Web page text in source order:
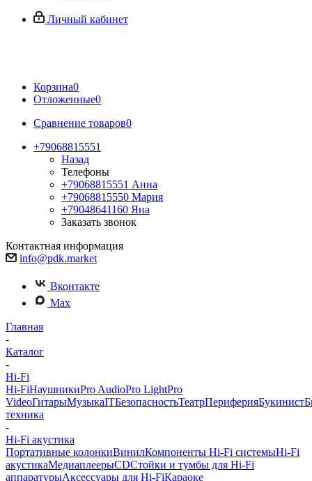
Личный кабинет
Корзина0
Отложенные0
Сравнение товаров0
+79068815551
Назад
Телефоны
+79068815551 Анна
+79068815550 Мария
+79048641160 Яна
Заказать звонок
Контактная информация
info@pdk.market
Вконтакте
Max
Главная
-
Каталог
-
Hi-Fi
Hi-FiНаушникиPro AudioPro LightPro
VideoГитарыМузыкаITБезопасностьТеатрПериферияБукинист
техника
-
Hi-Fi акустика
Портативные колонкиВинилКомпоненты Hi-Fi системыHi-Fi
акустикаМедиаплеерыCDСтойки и тумбы для Hi-Fi
аппаратурыАксессуары для Hi-FiКараоке